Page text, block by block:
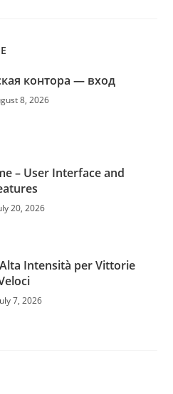
контора — вход
8, 2026
– User Interface and
20, 2026
Intensità per Vittorie
7, 2026